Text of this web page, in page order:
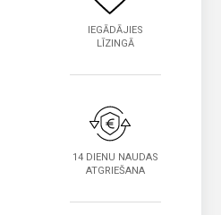
IEGĀDĀJIES
LĪZINGĀ
14 DIENU NAUDAS
ATGRIEŠANA